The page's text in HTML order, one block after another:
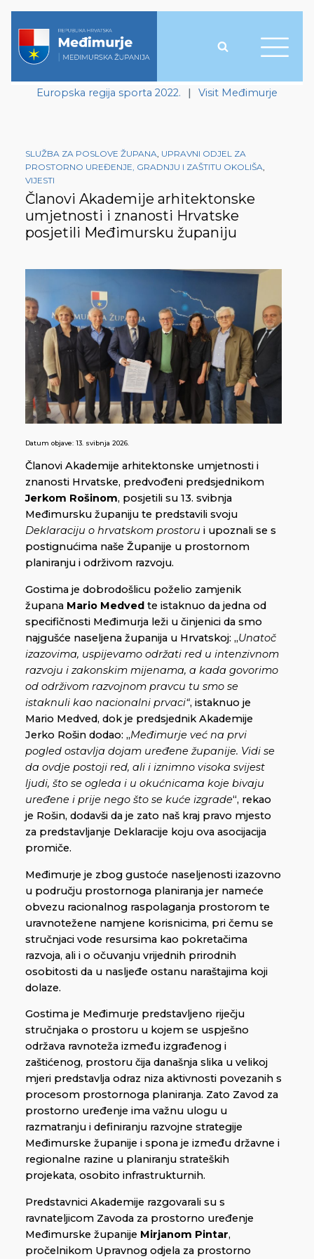
Europska regija sporta 2022. | Visit Međimurje
SLUŽBA ZA POSLOVE ŽUPANA, UPRAVNI ODJEL ZA
PROSTORNO UREĐENJE, GRADNJU I ZAŠTITU OKOLIŠA,
VIJESTI
Članovi Akademije arhitektonske
umjetnosti i znanosti Hrvatske
posjetili Međimursku županiju
Datum objave: 13. svibnja 2026.
Članovi Akademije arhitektonske umjetnosti i
znanosti Hrvatske, predvođeni predsjednikom
Jerkom Rošinom, posjetili su 13. svibnja
Međimursku županiju te predstavili svoju
Deklaraciju o hrvatskom prostoru i upoznali se s
postignućima naše Županije u prostornom
planiranju i održivom razvoju.
Gostima je dobrodošlicu poželio zamjenik
župana Mario Medved te istaknuo da jedna od
specifičnosti Međimurja leži u činjenici da smo
najgušće naseljena županija u Hrvatskoj: „Unatoč
izazovima, uspijevamo održati red u intenzivnom
razvoju i zakonskim mijenama, a kada govorimo
od održivom razvojnom pravcu tu smo se
istaknuli kao nacionalni prvaci“, istaknuo je
Mario Medved, dok je predsjednik Akademije
Jerko Rošin dodao: „Međimurje već na prvi
pogled ostavlja dojam uređene županije. Vidi se
da ovdje postoji red, ali i iznimno visoka svijest
ljudi, što se ogleda i u okućnicama koje bivaju
uređene i prije nego što se kuće izgrade“, rekao
je Rošin, dodavši da je zato naš kraj pravo mjesto
za predstavljanje Deklaracije koju ova asocijacija
promiče.
Međimurje je zbog gustoće naseljenosti izazovno
u području prostornoga planiranja jer nameće
obvezu racionalnog raspolaganja prostorom te
uravnotežene namjene korisnicima, pri čemu se
stručnjaci vode resursima kao pokretačima
razvoja, ali i o očuvanju vrijednih prirodnih
osobitosti da u nasljeđe ostanu naraštajima koji
dolaze.
Gostima je Međimurje predstavljeno riječju
stručnjaka o prostoru u kojem se uspješno
održava ravnoteža između izgrađenog i
zaštićenog, prostoru čija današnja slika u velikoj
mjeri predstavlja odraz niza aktivnosti povezanih s
procesom prostornoga planiranja. Zato Zavod za
prostorno uređenje ima važnu ulogu u
razmatranju i definiranju razvojne strategije
Međimurske županije i spona je između državne i
regionalne razine u planiranju strateških
projekata, osobito infrastrukturnih.
Predstavnici Akademije razgovarali su s
ravnateljicom Zavoda za prostorno uređenje
Međimurske županije Mirjanom Pintar,
pročelnikom Upravnog odjela za prostorno